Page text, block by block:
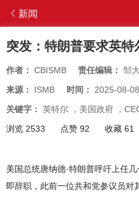
新闻
突发：特朗普要求英特
作者： CBISMB 责任编辑： 邹
来源： ISMB 时间： 2025-08-
关键字： 英特尔 ， 美国政府 ，
浏览 2533
点赞 92 收藏 61
美国总统唐纳德·特朗普呼吁上任
即辞职，此前一位共和党参议员对